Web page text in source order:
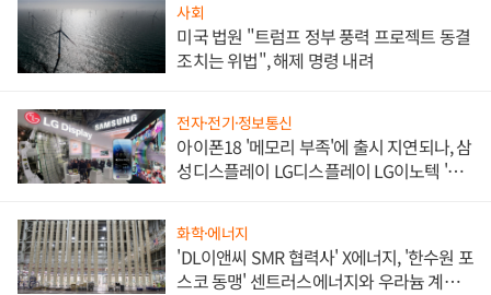
사회
미국 법원 "트럼프 정부 풍력 프로젝트 동결
조치는 위법", 해제 명령 내려
전자·전기·정보통신
아이폰18 '메모리 부족'에 출시 지연되나, 삼
성디스플레이 LG디스플레이 LG이노텍 '탈
화학·에너지
'DL이앤씨 SMR 협력사' X에너지, '한수원 포
스코 동맹' 센트러스에너지와 우라늄 계약